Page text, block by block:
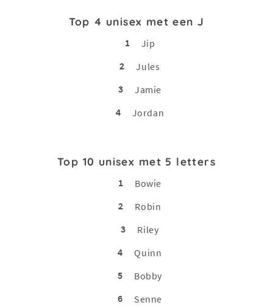
Top 4 unisex met een J
1
Jip
2
Jules
3
Jamie
4
Jordan
Top 10 unisex met 5 letters
1
Bowie
2
Robin
3
Riley
4
Quinn
5
Bobby
6
Senne